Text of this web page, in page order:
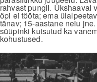
rahvast pungil. Ükshaaval
õpi ei tööta; ema
tänav; 15-aastane neiu
süüpinki kutsutud ka
kohustused.